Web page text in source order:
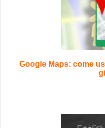
Google Maps: come